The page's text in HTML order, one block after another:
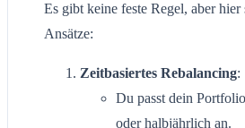
Es gibt keine feste Regel, aber
Ansätze:
Zeitbasiertes Rebalancing:
Du passt dein
oder halbjährlich an.